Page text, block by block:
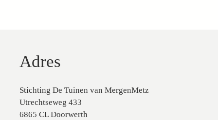
Adres
Stichting De Tuinen van MergenMetz
Utrechtseweg 433
6865 CL Doorwerth